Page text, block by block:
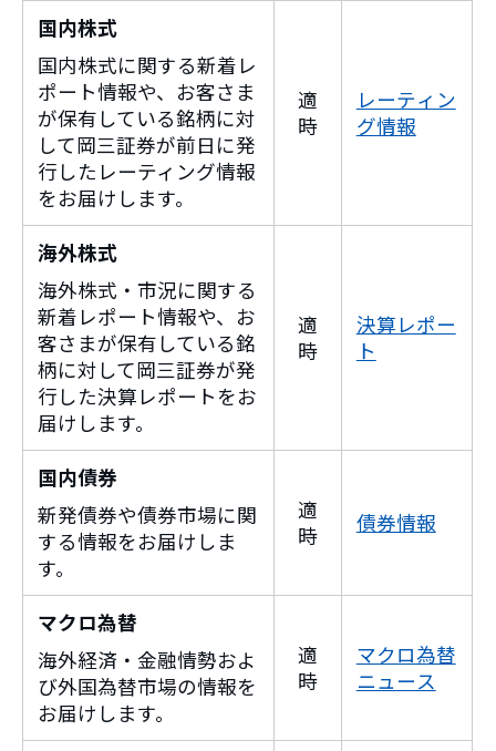
国内株式
国内株式に関する新着レ
ポート情報や、お客さま
が保有している銘柄に対
して岡三証券が前日に発
行したレーティング情報
をお届けします。
適
時
レーティン
グ情報
海外株式
海外株式・市況に関する
新着レポート情報や、お
客さまが保有している銘
柄に対して岡三証券が発
行した決算レポートをお
届けします。
適
時
決算レポー
ト
国内債券
新発債券や債券市場に関
する情報をお届けしま
す。
適
時
債券情報
マクロ為替
海外経済・金融情勢およ
び外国為替市場の情報を
お届けします。
適
時
マクロ為替
ニュース